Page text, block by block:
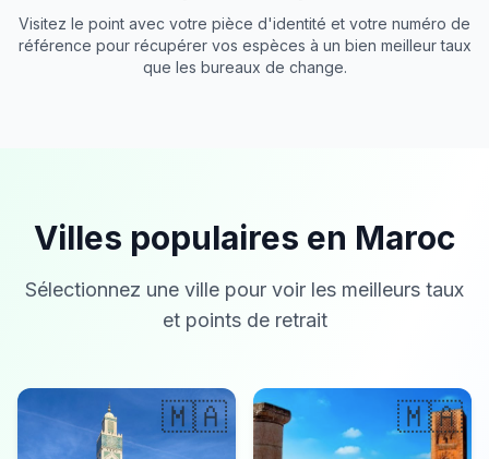
Visitez le point avec votre pièce d'identité et votre numéro de
référence pour récupérer vos espèces à un bien meilleur taux
que les bureaux de change.
Villes populaires en Maroc
Sélectionnez une ville pour voir les meilleurs taux
et points de retrait
🇲🇦 🇲🇦